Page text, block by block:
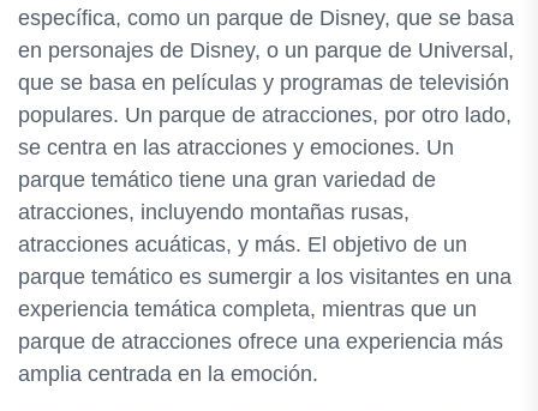
específica, como un parque de Disney, que se basa
en personajes de Disney, o un parque de Universal,
que se basa en películas y programas de televisión
populares. Un parque de atracciones, por otro lado,
se centra en las atracciones y emociones. Un
parque temático tiene una gran variedad de
atracciones, incluyendo montañas rusas,
atracciones acuáticas, y más. El objetivo de un
parque temático es sumergir a los visitantes en una
experiencia temática completa, mientras que un
parque de atracciones ofrece una experiencia más
amplia centrada en la emoción.